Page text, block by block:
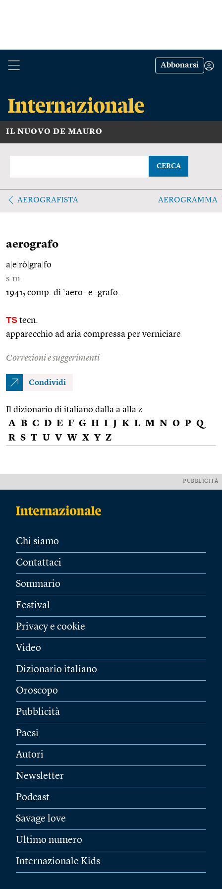
Abbonarsi
IL NUOVO DE MAURO
CERCA
AEROGRAFISTA AEROGRAMMA
aerografo
a e rò gra fo
s.m.
1941; comp. di 1aero- e -grafo.
TS tecn.
apparecchio ad aria compressa per verniciare
Correzioni e suggerimenti
Condividi
Il dizionario di italiano dalla a alla z
A B C D E F G H I J K L M N O P Q
R S T U V W X Y Z
PUBBLICITÀ
Chi siamo
Contattaci
Sommario
Festival
Privacy e cookie
Video
Dizionario italiano
Oroscopo
Pubblicità
Paesi
Autori
Newsletter
Podcast
Savage love
Ultimo numero
Internazionale Kids